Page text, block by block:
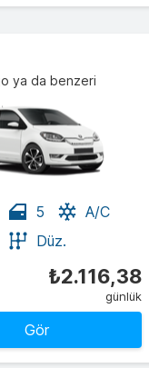
ya da benzeri
5
A/C
Düz.
₺2.116,38
günlük
Gör